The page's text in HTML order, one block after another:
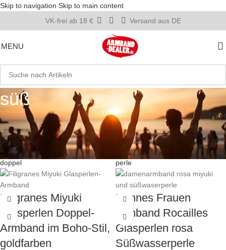
Skip to navigation Skip to main content
VK-frei ab 18 €
Versand aus DE
MENU
süß
Startseite » süß Filter
Filigranes Miyuki
Glasperlen Doppel-
Armband im Boho-Stil,
goldfarben
Dünnes Frauen
Armband Rocailles
Glasperlen rosa
Süßwasserperle